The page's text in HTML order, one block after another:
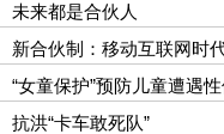
未来都是合伙人
新合伙制：移动互联网时
“女童保护”预防儿童遭遇
抗洪“卡车敢死队”